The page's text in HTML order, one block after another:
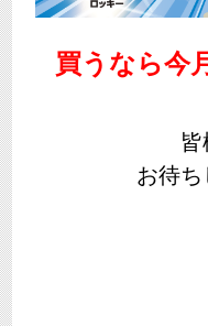
買うなら今
お待